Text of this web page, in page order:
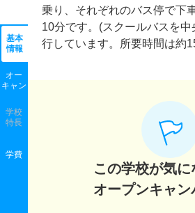
基本
情報
オー
キャン
学校
特長
学費
乗り、それぞれのバス停で下
10分です。(スクールバスを
行しています。所要時間は約
この学校が気に
オープンキャン